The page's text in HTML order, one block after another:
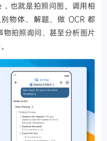
也就是拍照问图。调用相
物体、解题、做 OCR 都
拍照询问、甚至分析图片